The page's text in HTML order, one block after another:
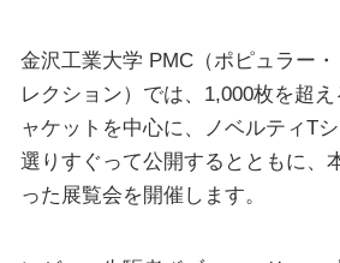
金沢工業大学 PMC（ポピュラー
レクション）では、1,000枚を超
ャケットを中心に、ノベルティT
選りすぐって公開するとともに、
った展覧会を開催します。